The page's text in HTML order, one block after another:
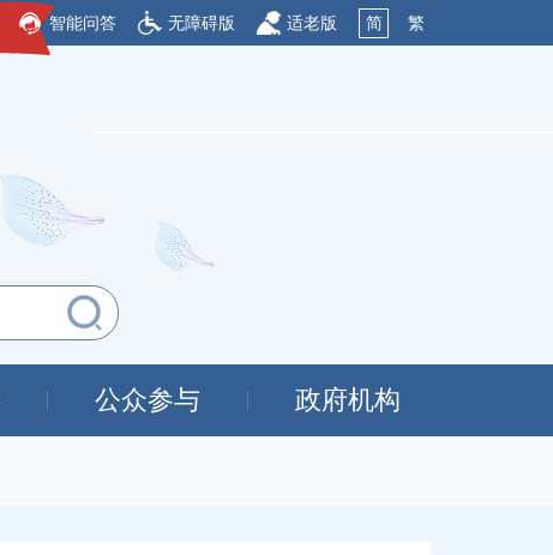
智能问答 无障碍版 适老版 简 繁
公众参与 政府机构